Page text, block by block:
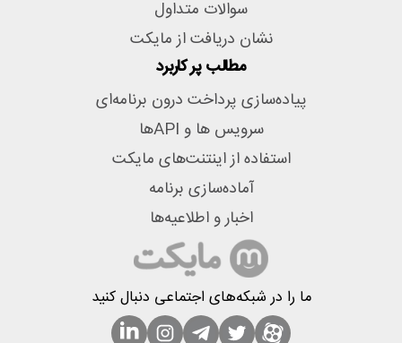
سوالات متداول
نشان دریافت از مایکت
مطالب پر کاربرد
پیاده‌سازی پرداخت درون برنامه‌ای
سرویس ها و APIها
استفاده از اینتنت‌های مایکت
آماده‌سازی برنامه
اخبار و اطلاعیه‌ها
ما را در شبکه‌های اجتماعی دنبال کنید